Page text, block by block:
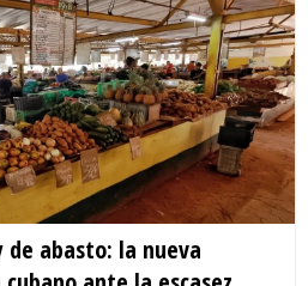
de abasto: la nueva